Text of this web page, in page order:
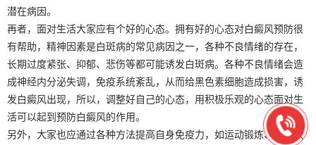
潜在病因。
再者，面对生活大家应有个好的心态。拥有好的心态对白癜风预防很
有帮助，精神因素是白斑病的常见病因之一，各种不良情绪的存在，
长期过度紧张、抑郁、悲伤等都可能诱发白斑病。各种不良情绪会造
成神经内分泌失调，免疫系统紊乱，从而给黑色素细胞造成损害，诱
发白癜风出现，所以，调整好自己的心态，用积极乐观的心态面对生
活可以起到预防白癜风的作用。
另外，大家也应通过各种方法提高自身免疫力，如运动锻炼、正常饮